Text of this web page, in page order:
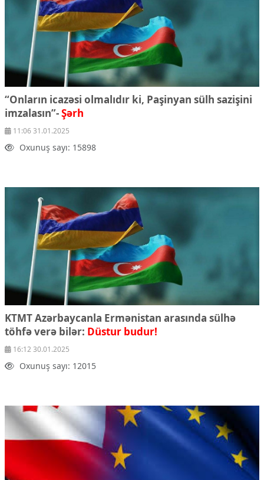
“Onların icazəsi olmalıdır ki, Paşinyan sülh sazişini
imzalasın”-Şərh
11:06 31.01.2025
Oxunuş sayı: 15898
KTMT Azərbaycanla Ermənistan arasında sülhə
töhfə verə bilər: Düstur budur!
16:12 30.01.2025
Oxunuş sayı: 12015